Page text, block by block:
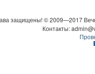
защищены! © 2009—2017
Контакты: